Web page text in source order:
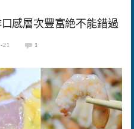
感層次豐富絶不能錯過
21 1